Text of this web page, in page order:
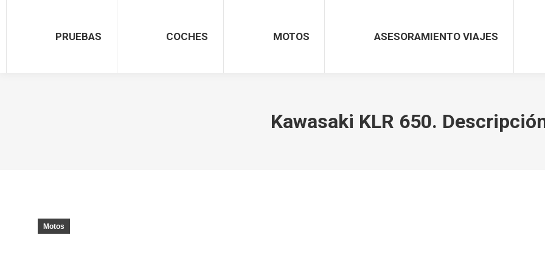
PRUEBAS COCHES MOTOS ASESORAMIENTO VIAJES
Kawasaki KLR 650.
Motos